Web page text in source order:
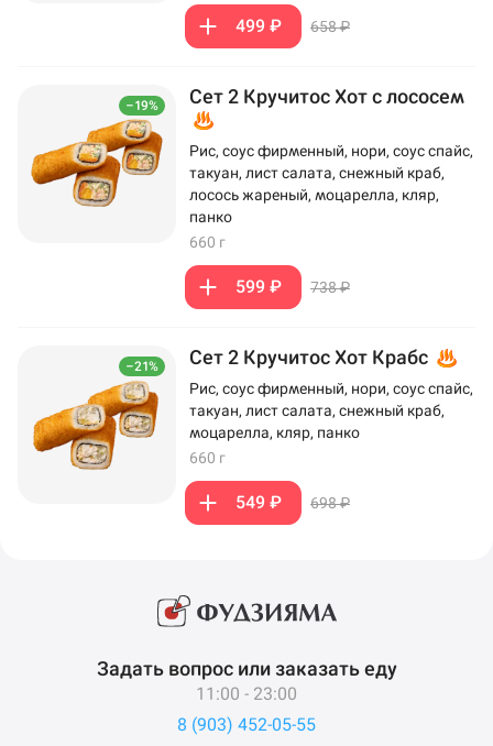
499 ₽ 658 ₽
–19% Сет 2 Кручитос Хот с лососем
Рис, соус фирменный, нори, соус спайс,
такуан, лист салата, снежный краб,
лосось жареный, моцарелла, кляр,
панко
660 г
599 ₽ 738 ₽
–21% Сет 2 Кручитос Хот Крабс
Рис, соус фирменный, нори, соус спайс,
такуан, лист салата, снежный краб,
моцарелла, кляр, панко
660 г
549 ₽ 698 ₽
Задать вопрос или заказать еду
11:00 - 23:00
8 (903) 452-05-55